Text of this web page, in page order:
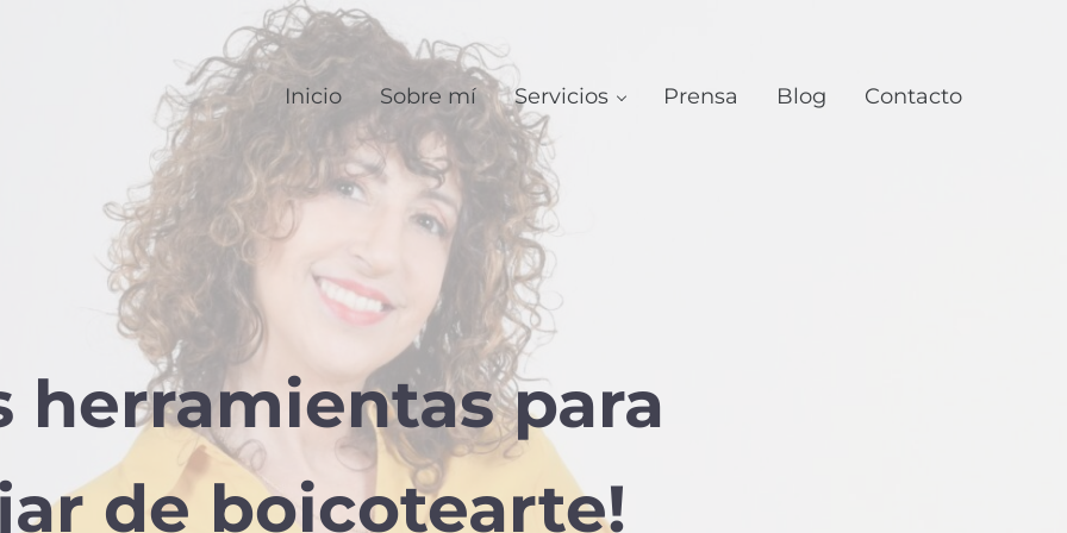
Inicio Sobre mí Servicios Prensa Blog Contacto
herramientas para
de boicotearte!